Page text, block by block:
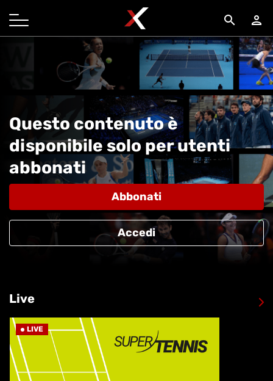
search person
Questo contenuto è
disponibile solo per utenti
abbonati
Abbonati
Accedi
Live
LIVE